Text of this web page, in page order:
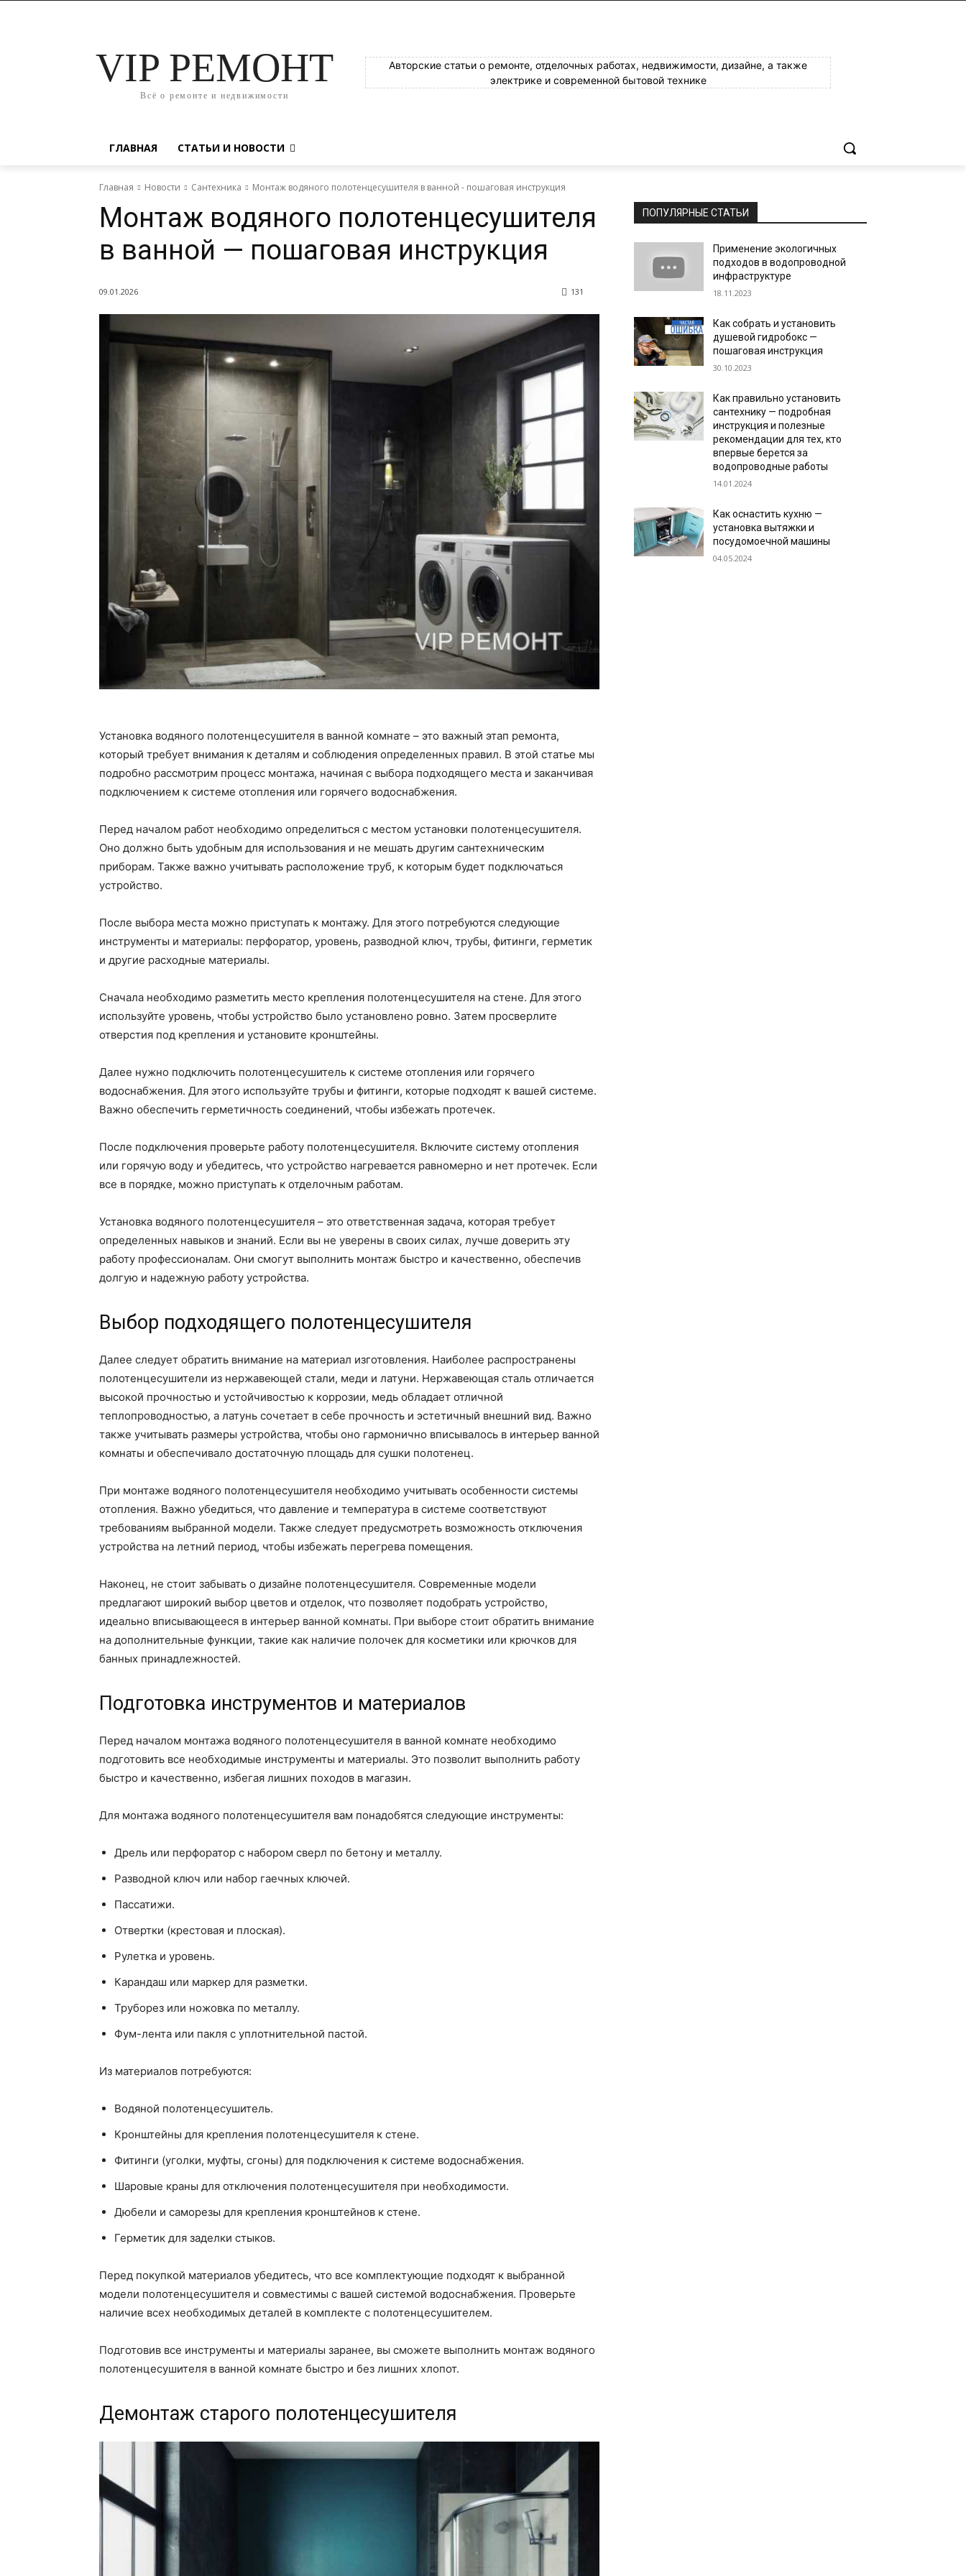
VIP РЕМОНТ
Всё о ремонте и недвижимости
Авторские статьи о ремонте, отделочных работах, недвижимости, дизайне, а также
электрике и современной бытовой технике
ГЛАВНАЯ СТАТЬИ И НОВОСТИ
Главная Новости Сантехника Монтаж водяного полотенцесушителя в ванной - пошаговая инструкция
Монтаж водяного полотенцесушителя
в ванной — пошаговая инструкция
09.01.2026 131
Установка водяного полотенцесушителя в ванной комнате – это важный этап ремонта,
который требует внимания к деталям и соблюдения определенных правил. В этой статье мы
подробно рассмотрим процесс монтажа, начиная с выбора подходящего места и заканчивая
подключением к системе отопления или горячего водоснабжения.
Перед началом работ необходимо определиться с местом установки полотенцесушителя.
Оно должно быть удобным для использования и не мешать другим сантехническим
приборам. Также важно учитывать расположение труб, к которым будет подключаться
устройство.
После выбора места можно приступать к монтажу. Для этого потребуются следующие
инструменты и материалы: перфоратор, уровень, разводной ключ, трубы, фитинги, герметик
и другие расходные материалы.
Сначала необходимо разметить место крепления полотенцесушителя на стене. Для этого
используйте уровень, чтобы устройство было установлено ровно. Затем просверлите
отверстия под крепления и установите кронштейны.
Далее нужно подключить полотенцесушитель к системе отопления или горячего
водоснабжения. Для этого используйте трубы и фитинги, которые подходят к вашей системе.
Важно обеспечить герметичность соединений, чтобы избежать протечек.
После подключения проверьте работу полотенцесушителя. Включите систему отопления
или горячую воду и убедитесь, что устройство нагревается равномерно и нет протечек. Если
все в порядке, можно приступать к отделочным работам.
Установка водяного полотенцесушителя – это ответственная задача, которая требует
определенных навыков и знаний. Если вы не уверены в своих силах, лучше доверить эту
работу профессионалам. Они смогут выполнить монтаж быстро и качественно, обеспечив
долгую и надежную работу устройства.
Выбор подходящего полотенцесушителя
Далее следует обратить внимание на материал изготовления. Наиболее распространены
полотенцесушители из нержавеющей стали, меди и латуни. Нержавеющая сталь отличается
высокой прочностью и устойчивостью к коррозии, медь обладает отличной
теплопроводностью, а латунь сочетает в себе прочность и эстетичный внешний вид. Важно
также учитывать размеры устройства, чтобы оно гармонично вписывалось в интерьер ванной
комнаты и обеспечивало достаточную площадь для сушки полотенец.
При монтаже водяного полотенцесушителя необходимо учитывать особенности системы
отопления. Важно убедиться, что давление и температура в системе соответствуют
требованиям выбранной модели. Также следует предусмотреть возможность отключения
устройства на летний период, чтобы избежать перегрева помещения.
Наконец, не стоит забывать о дизайне полотенцесушителя. Современные модели
предлагают широкий выбор цветов и отделок, что позволяет подобрать устройство,
идеально вписывающееся в интерьер ванной комнаты. При выборе стоит обратить внимание
на дополнительные функции, такие как наличие полочек для косметики или крючков для
банных принадлежностей.
Подготовка инструментов и материалов
Перед началом монтажа водяного полотенцесушителя в ванной комнате необходимо
подготовить все необходимые инструменты и материалы. Это позволит выполнить работу
быстро и качественно, избегая лишних походов в магазин.
Для монтажа водяного полотенцесушителя вам понадобятся следующие инструменты:
Дрель или перфоратор с набором сверл по бетону и металлу.
Разводной ключ или набор гаечных ключей.
Пассатижи.
Отвертки (крестовая и плоская).
Рулетка и уровень.
Карандаш или маркер для разметки.
Труборез или ножовка по металлу.
Фум-лента или пакля с уплотнительной пастой.
Из материалов потребуются:
Водяной полотенцесушитель.
Кронштейны для крепления полотенцесушителя к стене.
Фитинги (уголки, муфты, сгоны) для подключения к системе водоснабжения.
Шаровые краны для отключения полотенцесушителя при необходимости.
Дюбели и саморезы для крепления кронштейнов к стене.
Герметик для заделки стыков.
Перед покупкой материалов убедитесь, что все комплектующие подходят к выбранной
модели полотенцесушителя и совместимы с вашей системой водоснабжения. Проверьте
наличие всех необходимых деталей в комплекте с полотенцесушителем.
Подготовив все инструменты и материалы заранее, вы сможете выполнить монтаж водяного
полотенцесушителя в ванной комнате быстро и без лишних хлопот.
Демонтаж старого полотенцесушителя
ПОПУЛЯРНЫЕ СТАТЬИ
Применение экологичных
подходов в водопроводной
инфраструктуре
18.11.2023
Как собрать и установить
душевой гидробокс —
пошаговая инструкция
30.10.2023
Как правильно установить
сантехнику — подробная
инструкция и полезные
рекомендации для тех, кто
впервые берется за
водопроводные работы
14.01.2024
Как оснастить кухню —
установка вытяжки и
посудомоечной машины
04.05.2024